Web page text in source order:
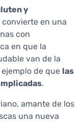
y
convierte en una
con
en que la
van de la
de que las
.
amante de los
una nueva